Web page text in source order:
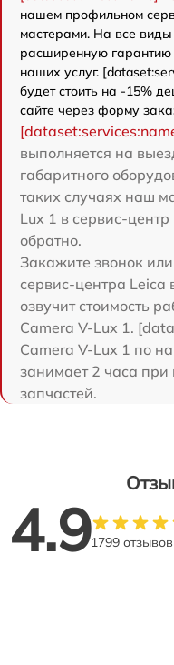
нашем профильном
мастерами. На все виды
расширенную
наших услуг.
будет стоить на -15%
сайте через форму
выполняется на
габаритного
таких случаях наш
Lux 1 в сервис-
обратно.
Закажите звонок
сервис-центра Leica
озвучит стоимость
Camera V-Lux 1.
Camera V-Lux 1 по
занимает 2 часа
запчастей.
4.91799 отзывов